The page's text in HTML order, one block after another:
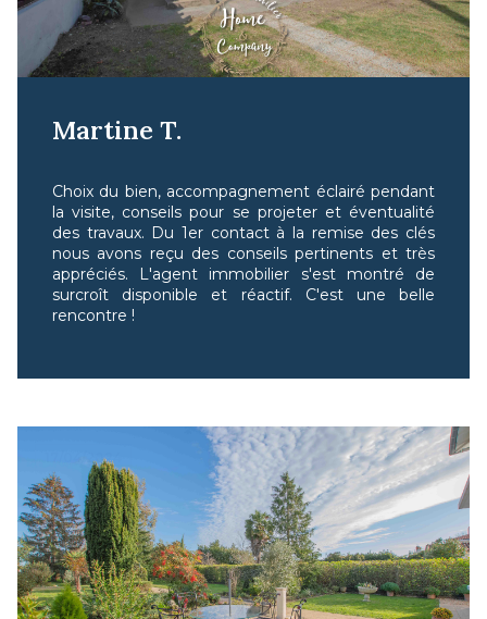
Martine T.
Choix du bien, accompagnement éclairé pendant
la visite, conseils pour se projeter et éventualité
des travaux. Du 1er contact à la remise des clés
nous avons reçu des conseils pertinents et très
appréciés. L'agent immobilier s'est montré de
surcroît disponible et réactif. C'est une belle
rencontre !
17/04/2024